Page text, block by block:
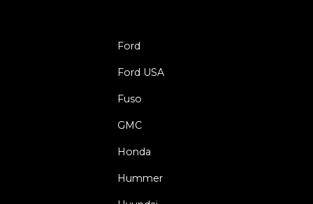
Ford
Ford USA
Fuso
GMC
Honda
Hummer